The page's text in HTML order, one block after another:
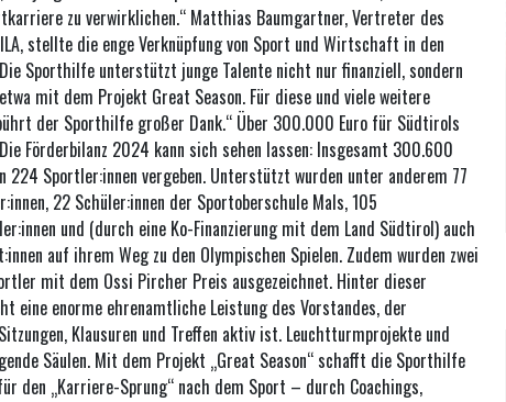
zu verwirklichen.“ Matthias Baumgartner, Vertreter des
stellte die enge Verknüpfung von Sport und Wirtschaft in den
Sporthilfe unterstützt junge Talente nicht nur finanziell, sondern
mit dem Projekt Great Season. Für diese und viele weitere
der Sporthilfe großer Dank.“ Über 300.000 Euro für Südtirols
Förderbilanz 2024 kann sich sehen lassen: Insgesamt 300.600
224 Sportler:innen vergeben. Unterstützt wurden unter anderem 77
22 Schüler:innen der Sportoberschule Mals, 105
und (durch eine Ko-Finanzierung mit dem Land Südtirol) auch
auf ihrem Weg zu den Olympischen Spielen. Zudem wurden zwei
mit dem Ossi Pircher Preis ausgezeichnet. Hinter dieser
eine enorme ehrenamtliche Leistung des Vorstandes, der
Klausuren und Treffen aktiv ist. Leuchtturmprojekte und
Säulen. Mit dem Projekt „Great Season“ schafft die Sporthilfe
den „Karriere-Sprung“ nach dem Sport – durch Coachings,